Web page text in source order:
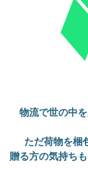
物流で世の中
ただ荷物を梱
贈る方の気持ち